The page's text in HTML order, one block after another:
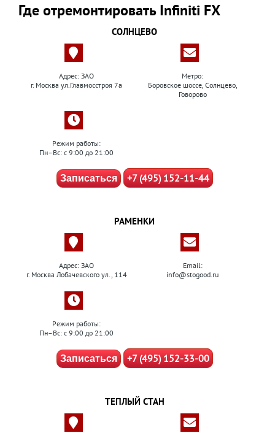
Где отремонтировать Infiniti FX
СОЛНЦЕВО
Адрес: ЗАО
г. Москва ул.Главмосстроя 7а
Метро:
Боровское шоссе, Солнцево,
Говорово
Режим работы:
Пн–Вс: с 9:00 до 21:00
Записаться +7 (495) 152-11-44
РАМЕНКИ
Адрес: ЗАО
г. Москва Лобачевского ул., 114
Email:
info@stogood.ru
Режим работы:
Пн–Вс: с 9:00 до 21:00
Записаться +7 (495) 152-33-00
ТЕПЛЫЙ СТАН